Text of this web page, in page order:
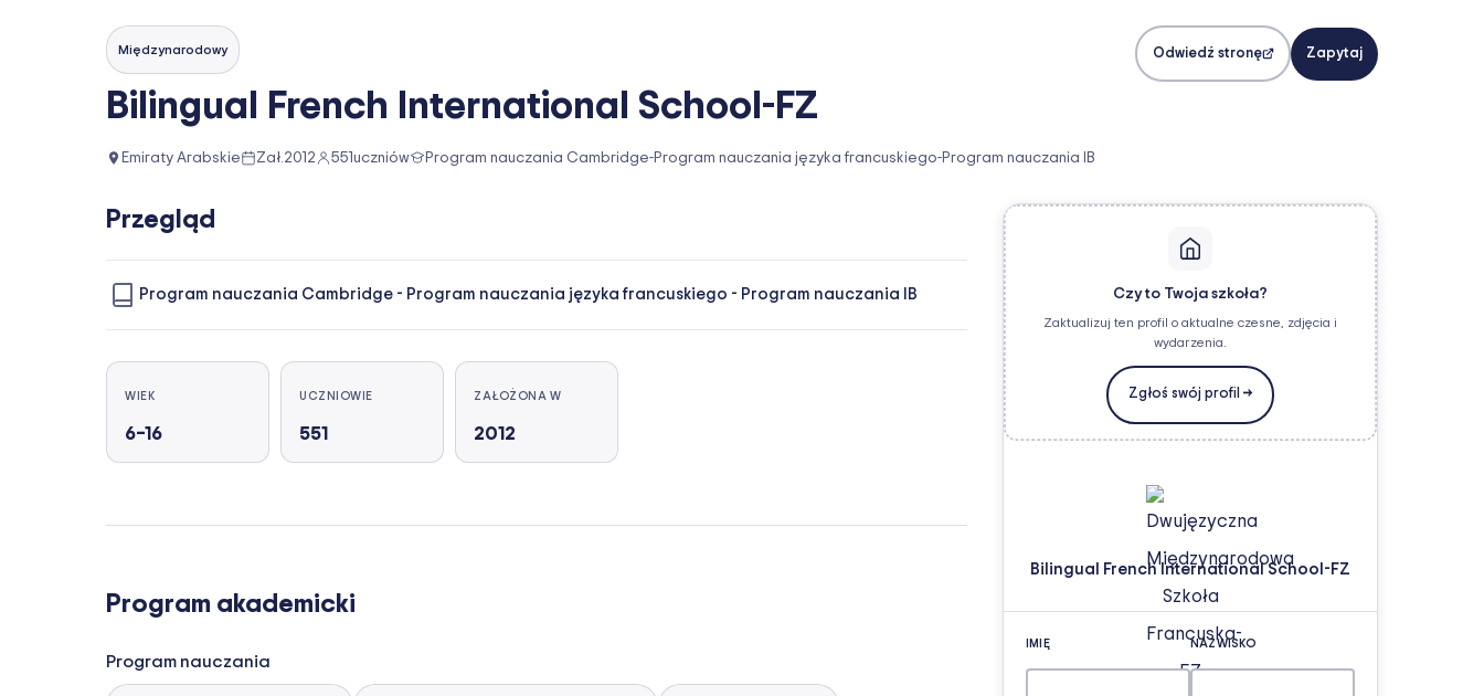
Międzynarodowy
Bilingual French International School-FZ
Emiraty Arabskie Zał.2012 551 uczniów Program nauczania Cambridge-Program nauczania języka francuskiego-Program nauczania IB
Odwiedź stronę Zapytaj
Przegląd
Program nauczania Cambridge - Program nauczania języka francuskiego - Program nauczania IB
WIEK
6–16
UCZNIOWIE
551
ZAŁOŻONA W
2012
Program akademicki
Program nauczania
Czy to Twoja szkoła?
Zaktualizuj ten profil o aktualne czesne, zdjęcia i
wydarzenia.
Zgłoś swój profil →
Bilingual French International School-FZ
IMIĘ NAZWISKO